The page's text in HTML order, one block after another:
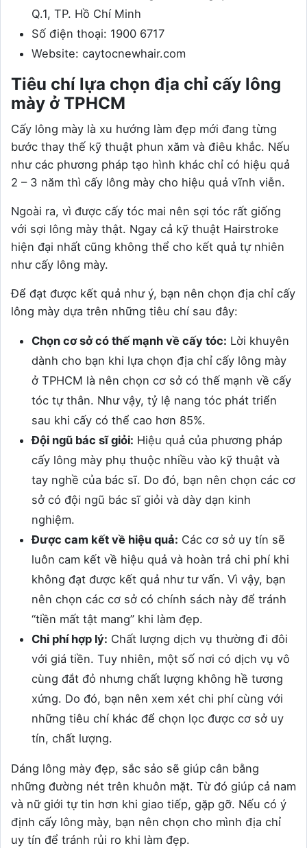
Q.1, TP. Hồ Chí Minh
Số điện thoại: 1900 6717
Website: caytocnewhair.com
Tiêu chí lựa chọn địa chỉ cấy lông
mày ở TPHCM
Cấy lông mày là xu hướng làm đẹp mới đang từng
bước thay thế kỹ thuật phun xăm và điêu khắc. Nếu
như các phương pháp tạo hình khác chỉ có hiệu quả
2 – 3 năm thì cấy lông mày cho hiệu quả vĩnh viễn.
Ngoài ra, vì được cấy tóc mai nên sợi tóc rất giống
với sợi lông mày thật. Ngay cả kỹ thuật Hairstroke
hiện đại nhất cũng không thể cho kết quả tự nhiên
như cấy lông mày.
Để đạt được kết quả như ý, bạn nên chọn địa chỉ cấy
lông mày dựa trên những tiêu chí sau đây:
Chọn cơ sở có thế mạnh về cấy tóc: Lời khuyên
dành cho bạn khi lựa chọn địa chỉ cấy lông mày
ở TPHCM là nên chọn cơ sở có thế mạnh về cấy
tóc tự thân. Như vậy, tỷ lệ nang tóc phát triển
sau khi cấy có thể cao hơn 85%.
Đội ngũ bác sĩ giỏi: Hiệu quả của phương pháp
cấy lông mày phụ thuộc nhiều vào kỹ thuật và
tay nghề của bác sĩ. Do đó, bạn nên chọn các cơ
sở có đội ngũ bác sĩ giỏi và dày dạn kinh
nghiệm.
Được cam kết về hiệu quả: Các cơ sở uy tín sẽ
luôn cam kết về hiệu quả và hoàn trả chi phí khi
không đạt được kết quả như tư vấn. Vì vậy, bạn
nên chọn các cơ sở có chính sách này để tránh
“tiền mất tật mang” khi làm đẹp.
Chi phí hợp lý: Chất lượng dịch vụ thường đi đôi
với giá tiền. Tuy nhiên, một số nơi có dịch vụ vô
cùng đắt đỏ nhưng chất lượng không hề tương
xứng. Do đó, bạn nên xem xét chi phí cùng với
những tiêu chí khác để chọn lọc được cơ sở uy
tín, chất lượng.
Dáng lông mày đẹp, sắc sảo sẽ giúp cân bằng
những đường nét trên khuôn mặt. Từ đó giúp cả nam
và nữ giới tự tin hơn khi giao tiếp, gặp gỡ. Nếu có ý
định cấy lông mày, bạn nên chọn cho mình địa chỉ
uy tín để tránh rủi ro khi làm đẹp.